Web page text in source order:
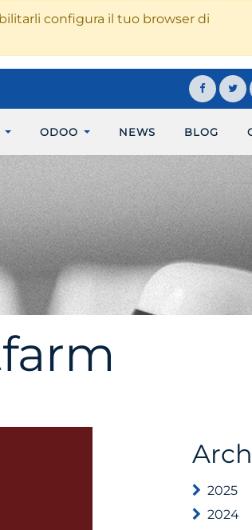
configura il tuo browser di
ODOO NEWS BLOG
2025
2024